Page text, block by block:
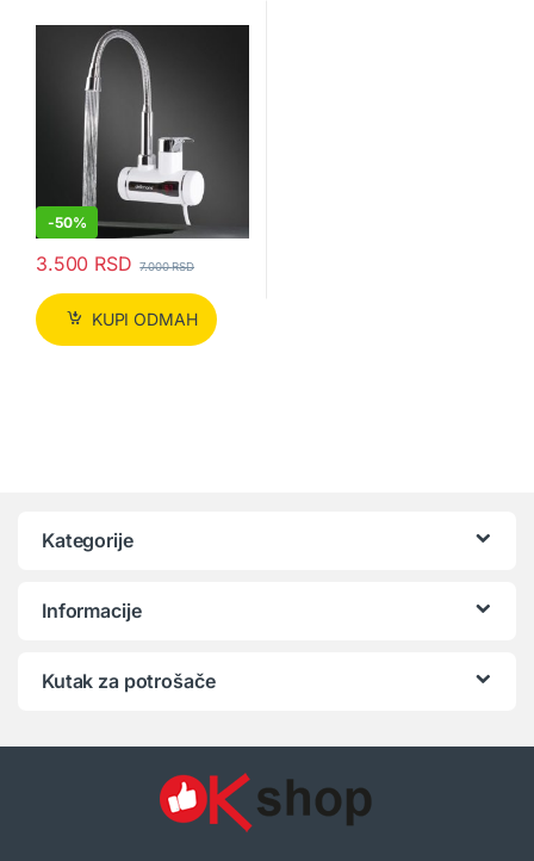
-50%
3.500 RSD 7.000RSD
KUPI ODMAH
Kategorije
Informacije
Kutak za potrošače